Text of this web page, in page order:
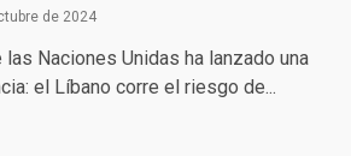
de 2024
las Naciones Unidas ha lanzado una
el Líbano corre el riesgo de...